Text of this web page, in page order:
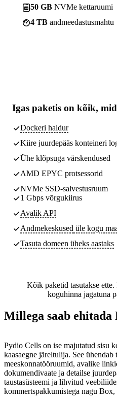
50 GB NVMe kettaruumi
4 TB andmeedastusmahtu
Igas paketis on kõik,
Dockeri haldur
Kiire juurdepääs konteineri
Ühe klõpsuga värskendused
AMD EPYC protsessorid
NVMe SSD-salvestusruum
1 Gbps võrgukiirus
Avalik API
Andmekeskused üle kogu
Tasuta domeen üheks aastaks
Kõik paketid tasutakse
koguhinna jagatuna
Millega saab ehitada
Pydio Cells on ise majutatud sisu
kaasaegne järeltulija. See
meeskonnatööruumid, avalike
dokumendivaate ja detailse
taustasüsteemi ja lihvitud
kommertspakkumistega nagu